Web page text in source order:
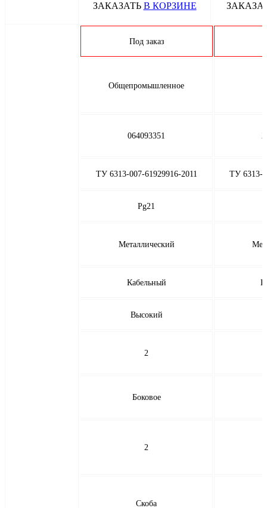
ЗАКАЗАТЬ В КОРЗИНЕ
Под заказ
Общепромышленное
064093351
ТУ 6313-007-61929916-2011 ТУ 6313-
Pg21
Металлический
Кабельный
Высокий
2
Боковое
2
Скоба